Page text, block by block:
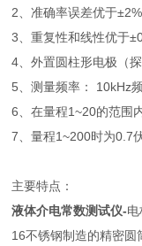
2、准确率误差优于±2%
3、重复性和线性优于
4、外置圆柱形电极（
5、测量频率： 10kHz
6、在量程1~20的范围
7、量程1~200时为0.7
主要特点：
液体介电常数测试仪-
16不锈钢制造的精密圆